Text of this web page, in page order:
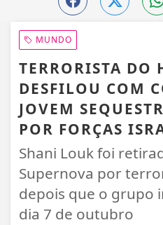
MUNDO
TERRORISTA DO
DESFILOU COM
JOVEM
POR FORÇAS
Shani Louk foi
Supernova por
depois que o grupo
dia 7 de outubro